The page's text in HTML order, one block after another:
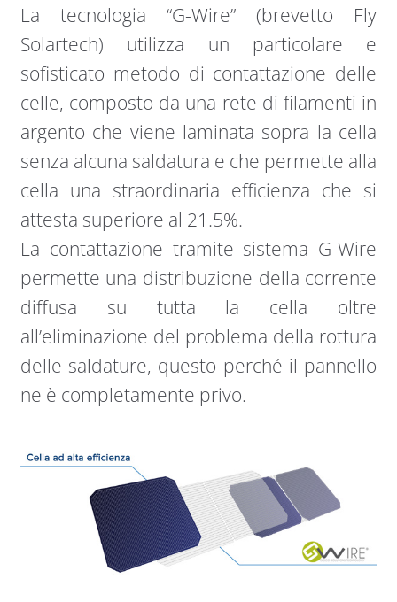
La tecnologia “G-Wire” (brevetto Fly
Solartech) utilizza un particolare e
sofisticato metodo di contattazione delle
celle, composto da una rete di filamenti in
argento che viene laminata sopra la cella
senza alcuna saldatura e che permette alla
cella una straordinaria efficienza che si
attesta superiore al 21.5%.
La contattazione tramite sistema G-Wire
permette una distribuzione della corrente
diffusa su tutta la cella oltre
all’eliminazione del problema della rottura
delle saldature, questo perché il pannello
ne è completamente privo.